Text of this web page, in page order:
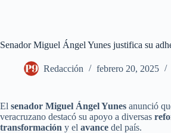
Senador Miguel Ángel Yunes justifica su
Redacción febrero 20, 2025
El senador Miguel Ángel Yunes anunció
veracruzano destacó su apoyo a diversas
transformación y el avance del país.